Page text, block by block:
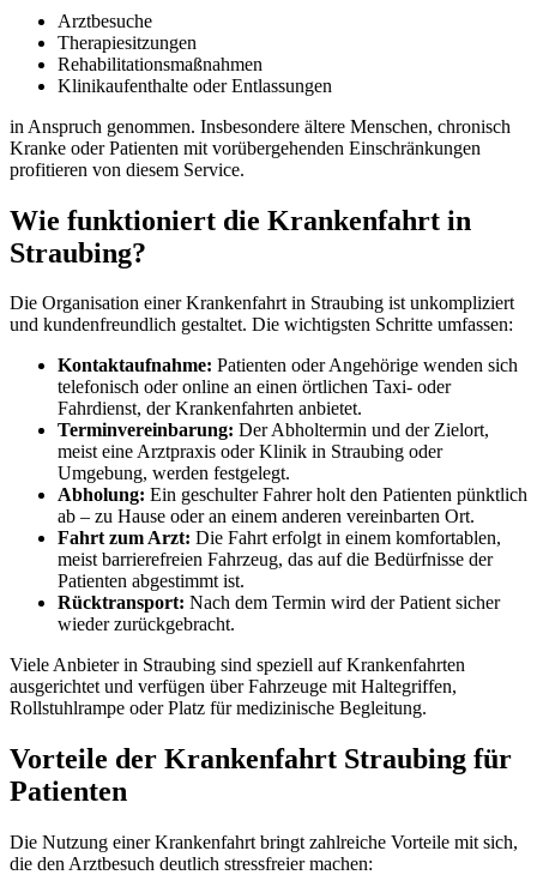
Arztbesuche
Therapiesitzungen
Rehabilitationsmaßnahmen
Klinikaufenthalte oder Entlassungen
in Anspruch genommen. Insbesondere ältere Menschen, chronisch
Kranke oder Patienten mit vorübergehenden Einschränkungen
profitieren von diesem Service.
Wie funktioniert die Krankenfahrt in
Straubing?
Die Organisation einer Krankenfahrt in Straubing ist unkompliziert
und kundenfreundlich gestaltet. Die wichtigsten Schritte umfassen:
Kontaktaufnahme: Patienten oder Angehörige wenden sich
telefonisch oder online an einen örtlichen Taxi- oder
Fahrdienst, der Krankenfahrten anbietet.
Terminvereinbarung: Der Abholtermin und der Zielort,
meist eine Arztpraxis oder Klinik in Straubing oder
Umgebung, werden festgelegt.
Abholung: Ein geschulter Fahrer holt den Patienten pünktlich
ab – zu Hause oder an einem anderen vereinbarten Ort.
Fahrt zum Arzt: Die Fahrt erfolgt in einem komfortablen,
meist barrierefreien Fahrzeug, das auf die Bedürfnisse der
Patienten abgestimmt ist.
Rücktransport: Nach dem Termin wird der Patient sicher
wieder zurückgebracht.
Viele Anbieter in Straubing sind speziell auf Krankenfahrten
ausgerichtet und verfügen über Fahrzeuge mit Haltegriffen,
Rollstuhlrampe oder Platz für medizinische Begleitung.
Vorteile der Krankenfahrt Straubing für
Patienten
Die Nutzung einer Krankenfahrt bringt zahlreiche Vorteile mit sich,
die den Arztbesuch deutlich stressfreier machen: